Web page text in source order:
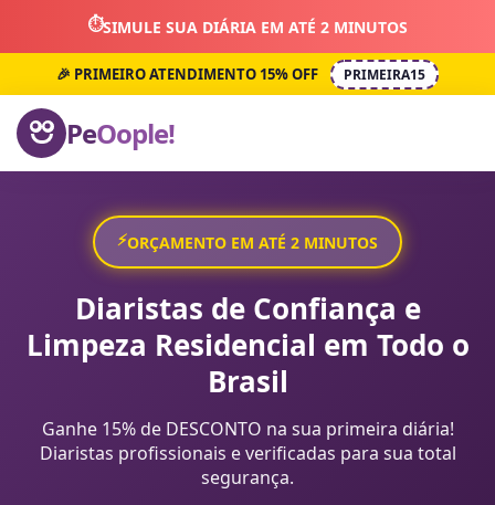
⏱️SIMULE SUA DIÁRIA EM ATÉ 2 MINUTOS
🎉 PRIMEIRO ATENDIMENTO 15% OFF PRIMEIRA15
PeOople!
⚡ORÇAMENTO EM ATÉ 2 MINUTOS
Diaristas de Confiança e
Limpeza Residencial em Todo o
Brasil
Ganhe 15% de DESCONTO na sua primeira diária!
Diaristas profissionais e verificadas para sua total
segurança.